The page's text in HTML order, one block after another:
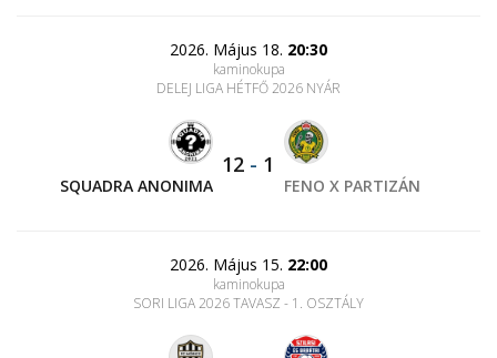
2026. Május 18. 20:30
kaminokupa
DELEJ LIGA HÉTFŐ 2026 NYÁR
SQUADRA ANONIMA
12 - 1
FENO X PARTIZÁN
2026. Május 15. 22:00
kaminokupa
SORI LIGA 2026 TAVASZ - 1. OSZTÁLY